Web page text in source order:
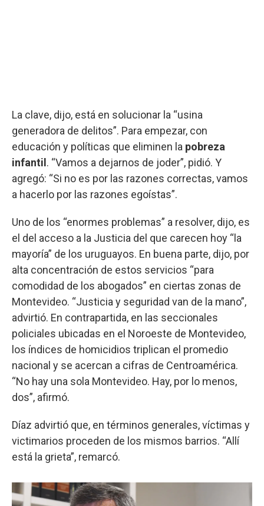
La clave, dijo, está en solucionar la “usina
generadora de delitos”. Para empezar, con
educación y políticas que eliminen la pobreza
infantil . “Vamos a dejarnos de joder”, pidió. Y
agregó: “Si no es por las razones correctas, vamos
a hacerlo por las razones egoístas”.
Uno de los “enormes problemas” a resolver, dijo, es
el del acceso a la Justicia del que carecen hoy “la
mayoría” de los uruguayos. En buena parte, dijo, por
alta concentración de estos servicios “para
comodidad de los abogados” en ciertas zonas de
Montevideo. “Justicia y seguridad van de la mano”,
advirtió. En contrapartida, en las seccionales
policiales ubicadas en el Noroeste de Montevideo,
los índices de homicidios triplican el promedio
nacional y se acercan a cifras de Centroamérica.
“No hay una sola Montevideo. Hay, por lo menos,
dos”, afirmó.
Díaz advirtió que, en términos generales, víctimas y
victimarios proceden de los mismos barrios. “Allí
está la grieta”, remarcó.